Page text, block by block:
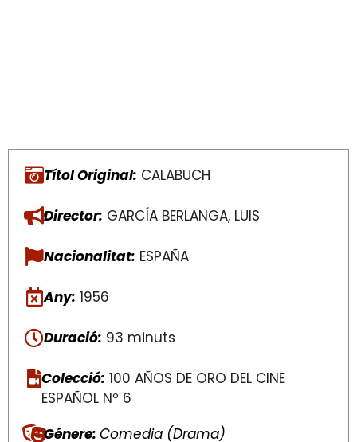
Títol Original: CALABUCH
Director: GARCÍA BERLANGA, LUIS
Nacionalitat: ESPAÑA
Any: 1956
Duració: 93 minuts
Colecció: 100 AÑOS DE ORO DEL CINE
ESPAÑOL Nº 6
Génere: Comedia (Drama)